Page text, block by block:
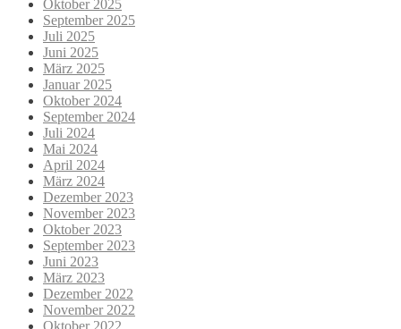
Oktober 2025
September 2025
Juli 2025
Juni 2025
März 2025
Januar 2025
Oktober 2024
September 2024
Juli 2024
Mai 2024
April 2024
März 2024
Dezember 2023
November 2023
Oktober 2023
September 2023
Juni 2023
März 2023
Dezember 2022
November 2022